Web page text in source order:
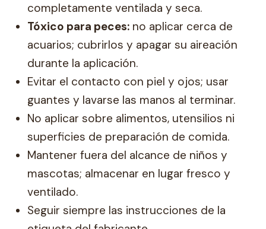
completamente ventilada y seca.
Tóxico para peces: no aplicar cerca de
acuarios; cubrirlos y apagar su aireación
durante la aplicación.
Evitar el contacto con piel y ojos; usar
guantes y lavarse las manos al terminar.
No aplicar sobre alimentos, utensilios ni
superficies de preparación de comida.
Mantener fuera del alcance de niños y
mascotas; almacenar en lugar fresco y
ventilado.
Seguir siempre las instrucciones de la